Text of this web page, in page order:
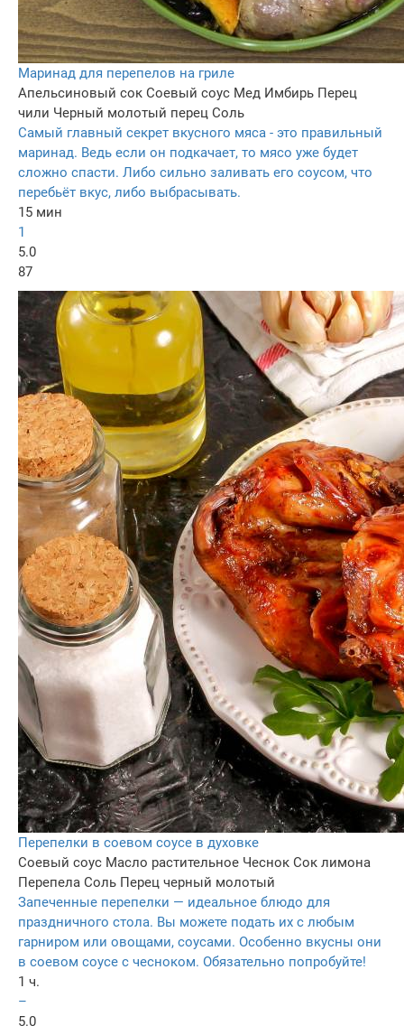
Маринад для перепелов на гриле
Апельсиновый сок Соевый соус Мед Имбирь Перец
чили Черный молотый перец Соль
Самый главный секрет вкусного мяса - это правильный
маринад. Ведь если он подкачает, то мясо уже будет
сложно спасти. Либо сильно заливать его соусом, что
перебьёт вкус, либо выбрасывать.
15 мин
1
5.0
87
Перепелки в соевом соусе в духовке
Соевый соус Масло растительное Чеснок Сок лимона
Перепела Соль Перец черный молотый
Запеченные перепелки — идеальное блюдо для
праздничного стола. Вы можете подать их с любым
гарниром или овощами, соусами. Особенно вкусны они
в соевом соусе с чесноком. Обязательно попробуйте!
1 ч.
–
5.0